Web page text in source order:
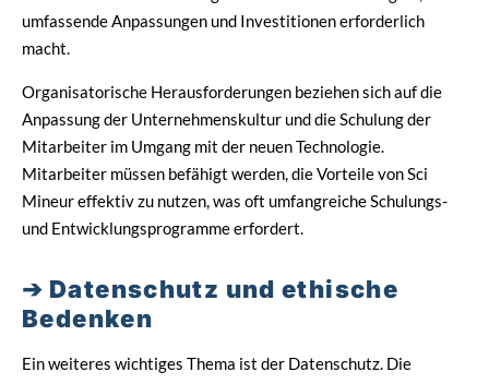
umfassende Anpassungen und Investitionen erforderlich
macht.
Organisatorische Herausforderungen beziehen sich auf die
Anpassung der Unternehmenskultur und die Schulung der
Mitarbeiter im Umgang mit der neuen Technologie.
Mitarbeiter müssen befähigt werden, die Vorteile von Sci
Mineur effektiv zu nutzen, was oft umfangreiche Schulungs-
und Entwicklungsprogramme erfordert.
Datenschutz und ethische
Bedenken
Ein weiteres wichtiges Thema ist der Datenschutz. Die